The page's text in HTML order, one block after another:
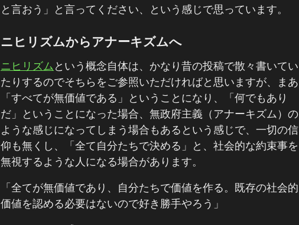
と言おう」と言ってください、という感じで思っています。
ニヒリズムからアナーキズムへ
ニヒリズム という概念自体は、かなり昔の投稿で散々書いてい
たりするのでそちらをご参照いただければと思いますが、まあ
「すべてが無価値である」ということになり、「何でもあり
だ」ということになった場合、無政府主義（アナーキズム）の
ような感じになってしまう場合もあるという感じで、一切の信
仰も無くし、「全て自分たちで決める」と、社会的な約束事を
無視するような人になる場合があります。
「全てが無価値であり、自分たちで価値を作る。既存の社会的
価値を認める必要はないので好き勝手やろう」